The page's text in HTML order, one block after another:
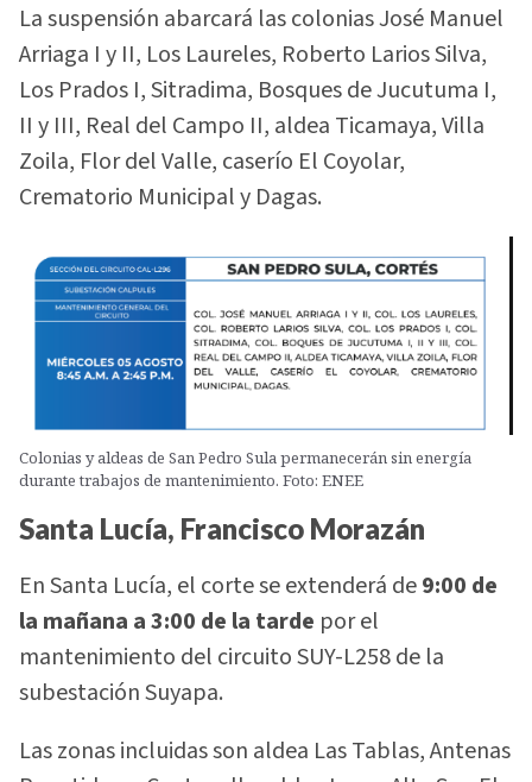
La suspensión abarcará las colonias José Manuel
Arriaga I y II, Los Laureles, Roberto Larios Silva,
Los Prados I, Sitradima, Bosques de Jucutuma I,
II y III, Real del Campo II, aldea Ticamaya, Villa
Zoila, Flor del Valle, caserío El Coyolar,
Crematorio Municipal y Dagas.
Colonias y aldeas de San Pedro Sula permanecerán sin energía
durante trabajos de mantenimiento. Foto: ENEE
Santa Lucía, Francisco Morazán
En Santa Lucía, el corte se extenderá de9:00 de
la mañana a 3:00 de la tarde por el
mantenimiento del circuito SUY-L258 de la
subestación Suyapa.
Las zonas incluidas son aldea Las Tablas, Antenas